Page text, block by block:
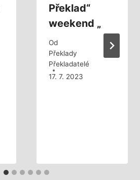
Překlad“
weekend „
Od
Překlady
Překladatelé
17. 7. 2023